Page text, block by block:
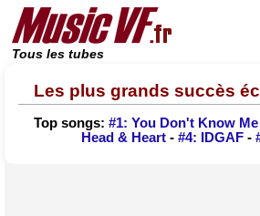
Tous les tubes
Les plus grands succès
Top songs: #1: You Don't Know Me
Head & Heart- #4: IDGAF-